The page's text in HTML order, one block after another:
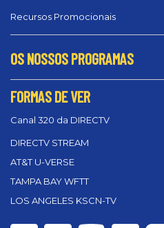
Recursos Promocionais
OS NOSSOS PROGRAMAS
FORMAS DE VER
Canal 320 da DIRECTV
DIRECTV STREAM
AT&T U-VERSE
TAMPA BAY WFTT
LOS ANGELES KSCN-TV